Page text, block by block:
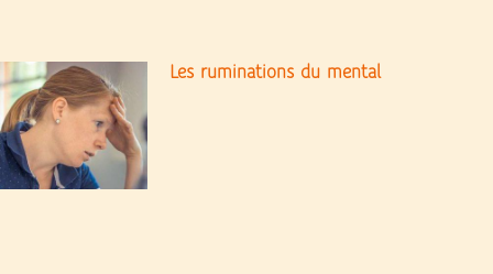
Les ruminations du mental